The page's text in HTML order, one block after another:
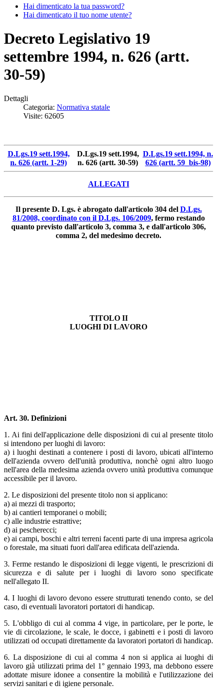
Hai dimenticato la tua password?
Hai dimenticato il tuo nome utente?
Decreto Legislativo 19
settembre 1994, n. 626 (artt.
30-59)
Dettagli
Categoria: Normativa statale
Visite: 62605
D.Lgs.19 sett.1994,
n. 626 (artt. 1-29)
D.Lgs.19 sett.1994,
n. 626 (artt. 30-59)
D.Lgs.19 sett.1994, n.
626 (artt. 59_bis-98)
ALLEGATI
Il presente D. Lgs. è abrogato dall'articolo 304 del D.Lgs.
81/2008, coordinato con il D.Lgs. 106/2009, fermo restando
quanto previsto dall'articolo 3, comma 3, e dall'articolo 306,
comma 2, del medesimo decreto.
TITOLO II
LUOGHI DI LAVORO
Art. 30. Definizioni
1. Ai fini dell'applicazione delle disposizioni di cui al presente titolo
si intendono per luoghi di lavoro:
a) i luoghi destinati a contenere i posti di lavoro, ubicati all'interno
dell'azienda ovvero dell'unità produttiva, nonchè ogni altro luogo
nell'area della medesima azienda ovvero unità produttiva comunque
accessibile per il lavoro.
2. Le disposizioni del presente titolo non si applicano:
a) ai mezzi di trasporto;
b) ai cantieri temporanei o mobili;
c) alle industrie estrattive;
d) ai pescherecci;
e) ai campi, boschi e altri terreni facenti parte di una impresa agricola
o forestale, ma situati fuori dall'area edificata dell'azienda.
3. Ferme restando le disposizioni di legge vigenti, le prescrizioni di
sicurezza e di salute per i luoghi di lavoro sono specificate
nell'allegato II.
4. I luoghi di lavoro devono essere strutturati tenendo conto, se del
caso, di eventuali lavoratori portatori di handicap.
5. L'obbligo di cui al comma 4 vige, in particolare, per le porte, le
vie di circolazione, le scale, le docce, i gabinetti e i posti di lavoro
utilizzati od occupati direttamente da lavoratori portatori di handicap.
6. La disposizione di cui al comma 4 non si applica ai luoghi di
lavoro già utilizzati prima del 1° gennaio 1993, ma debbono essere
adottate misure idonee a consentire la mobilità e l'utilizzazione dei
servizi sanitari e di igiene personale.